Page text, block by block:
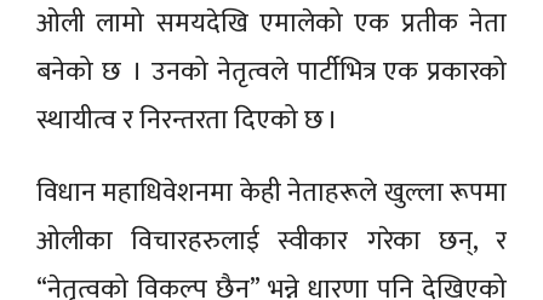
ओली लामो समयदेखि एमालेको एक प्रतीक नेता
बनेको छ । उनको नेतृत्वले पार्टीभित्र एक प्रकारको
स्थायीत्व र निरन्तरता दिएको छ ।
विधान महाधिवेशनमा केही नेताहरूले खुल्ला रूपमा
ओलीका विचारहरुलाई स्वीकार गरेका छन्, र
“नेतृत्वको विकल्प छैन” भन्ने धारणा पनि देखिएको